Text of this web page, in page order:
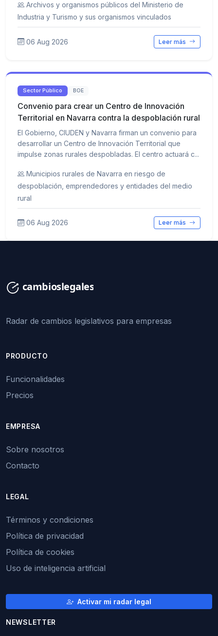
Archivos y organismos públicos del Ministerio de
Industria y Turismo y sus organismos vinculados
06 Aug 2026 Leer más
Sector Público BOE
Convenio para crear un Centro de Innovación
Territorial en Navarra contra la despoblación rural
El Gobierno, CIUDEN y Navarra firman un convenio para
desarrollar un Centro de Innovación Territorial que
impulse zonas rurales despobladas. El centro actuará c...
Municipios rurales de Navarra en riesgo de
despoblación, emprendedores y entidades del medio
rural
06 Aug 2026 Leer más
Radar de cambios legislativos para empresas
PRODUCTO
Funcionalidades
Precios
EMPRESA
Sobre nosotros
Contacto
LEGAL
Términos y condiciones
Política de privacidad
Política de cookies
Uso de inteligencia artificial
Activar mi radar legal
NEWSLETTER